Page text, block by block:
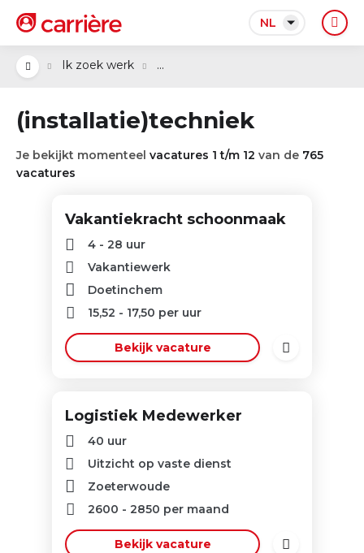
NL
Ik zoek werk ...
(installatie)techniek
Je bekijkt momenteel vacatures 1 t/m 12 van de 765
vacatures
Vakantiekracht schoonmaak
4 - 28 uur
Vakantiewerk
Doetinchem
15,52 - 17,50 per uur
Bekijk vacature
Logistiek Medewerker
40 uur
Uitzicht op vaste dienst
Zoeterwoude
2600 - 2850 per maand
Bekijk vacature